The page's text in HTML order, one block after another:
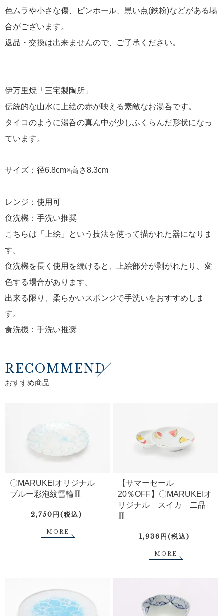
色ムラや小さな傷、ピンホール、黒い点(鉄粉)などがある場
合がございます。
返品・交換は出来ませんので、ご了承ください。
伊万里焼「三宅製陶所」
伝統的な山水に上絵の赤が映える素敵なお湯呑です。
タイコのように湯呑の真ん中が少しふくらんだ形状になっ
ています。
サイズ：径6.8cm×高さ8.3cm
レンジ：使用可
食洗機：手洗い推奨
こちらは「上絵」という技法を使って描かれた器になりま
す。
食洗機を長く使用を続けると、上絵部分が剥がれたり、変
色する場合があります。
出来る限り、柔らかいスポンジで手洗いをおすすめしま
す。
食洗機：手洗い推奨
RECOMMEND
おすすめ商品
〇MARUKEIオリジナル
ブルー彩泡紋雪輪皿
2,750円(税込)
MORE
【サマーセール
20％OFF】〇MARUKEIオ
リジナル スイカ 二品
皿
1,936円(税込)
MORE